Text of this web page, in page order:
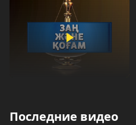
Последние видео